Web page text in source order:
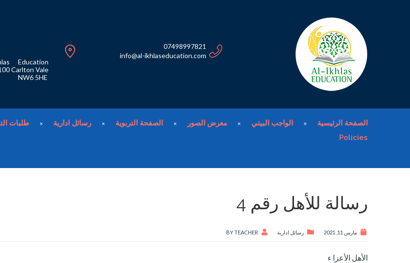
Education
Carlton Vale
NW6 5HE
07498997821
info@al-ikhlaseducation.com
الصفحة الرئيسية الواجب البيتي معرض الصور الصفحة التربوية رسائل ادارية طلبات
Policies
رسالة للأهل رقم 4
مارس 11, 2021 رسائل ادارية BYTEACHER
الأهل الأعزا ء